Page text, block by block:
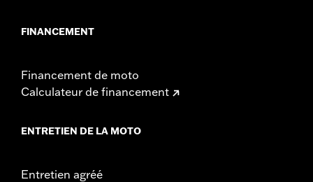
FINANCEMENT
Financement de moto
Calculateur de financement
ENTRETIEN DE LA MOTO
Entretien agréé